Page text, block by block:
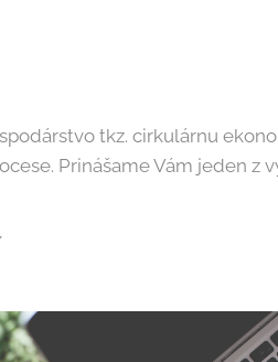
tkz. cirkulárnu
Prinášame Vám jeden z